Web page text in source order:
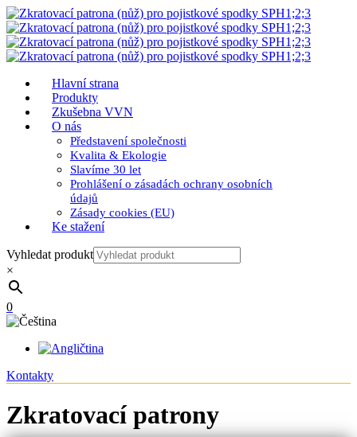
Hlavní strana
Produkty
Zkušebna VVN
O nás
Představení společnosti
Kvalita & Ekologie
Slavíme 30 let
Prohlášení o zásadách ochrany osobních
údajů
Zásady cookies (EU)
Ke stažení
Vyhledat produkt
×
0
Kontakty
Zkratovací patrony